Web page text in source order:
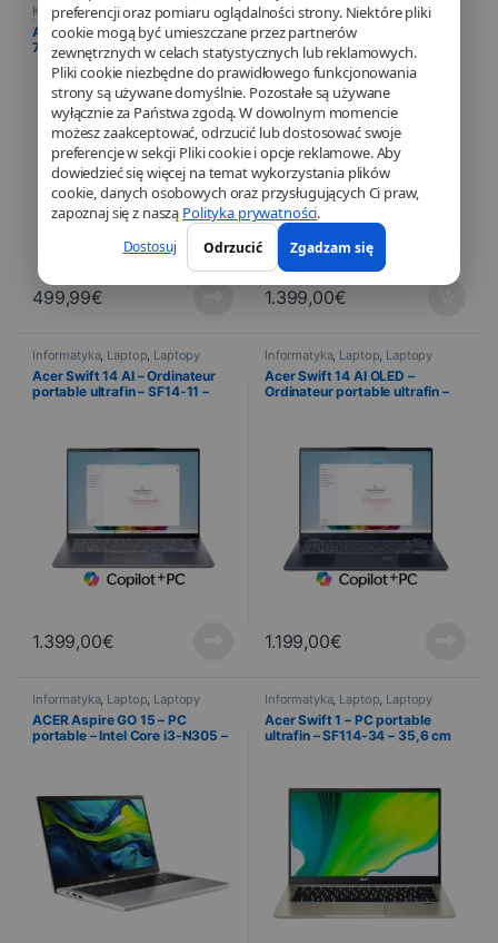
preferencji oraz pomiaru oglądalności strony. Niektóre pliki
cookie mogą być umieszczane przez partnerów
zewnętrznych w celach statystycznych lub reklamowych.
Pliki cookie niezbędne do prawidłowego funkcjonowania
strony są używane domyślnie. Pozostałe są używane
wyłącznie za Państwa zgodą. W dowolnym momencie
możesz zaakceptować, odrzucić lub dostosować swoje
preferencje w sekcji Pliki cookie i opcje reklamowe. Aby
dowiedzieć się więcej na temat wykorzystania plików
cookie, danych osobowych oraz przysługujących Ci praw,
zapoznaj się z naszą Polityka prywatności.
Dostosuj Odrzucić Zgadzam się
Karta graficzna,Komponenty
komputerowe, Informatyka
Acer Nitro AMD Radeon RX
7700 XT OC 12Go
499,99€
Informatyka,Laptop,Laptopy
Acer Swift 16 AI OLED –
Ordinateur portable ultrafin –
SF16-51 – Noir
1.399,00€
Informatyka, Laptop, Laptopy
Acer Swift 14 AI – Ordinateur
portable ultrafin – SF14-11 –
1.399,00€
Informatyka, Laptop, Laptopy
Acer Swift 14 AI OLED –
Ordinateur portable ultrafin –
1.199,00€
Informatyka, Laptop, Laptopy
ACER Aspire GO 15 – PC
portable – Intel Core i3-N305 –
Informatyka, Laptop, Laptopy
Acer Swift 1 – PC portable
ultrafin – SF114-34 – 35,6 cm